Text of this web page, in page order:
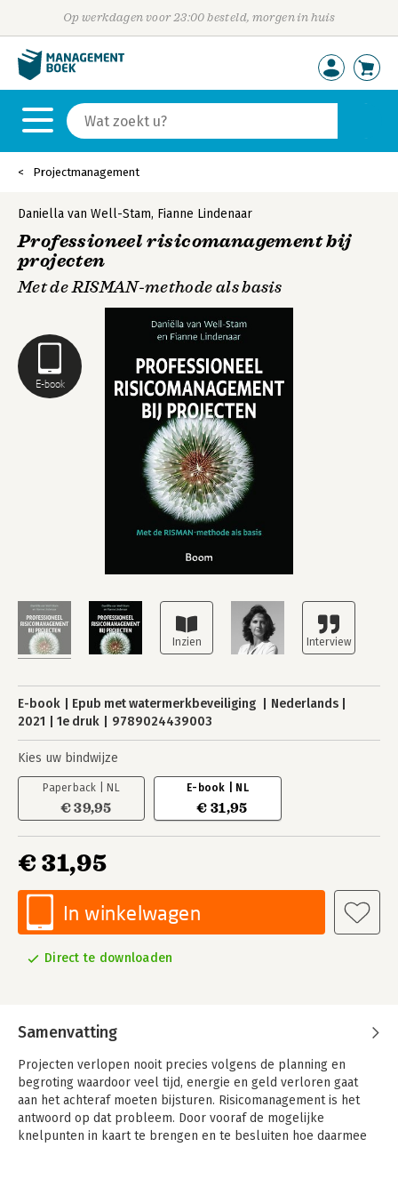
Op werkdagen voor 23:00 besteld, morgen in huis
Projectmanagement
E-book
Daniella van Well-Stam, Fianne Lindenaar
Professioneel risicomanagement bij
projecten
Met de RISMAN-methode als basis
E-book Epub met watermerkbeveiliging
Nederlands
2021
1e druk 9789024439003
Kies uw bindwijze
Paperback | NL
€ 39,95
E-book | NL
€ 31,95
€ 31,95
In winkelwagen
Direct te downloaden
Samenvatting
Projecten verlopen nooit precies volgens de planning en
begroting waardoor veel tijd, energie en geld verloren gaat
aan het achteraf moeten bijsturen. Risicomanagement is het
antwoord op dat probleem. Door vooraf de mogelijke
knelpunten in kaart te brengen en te besluiten hoe daarmee